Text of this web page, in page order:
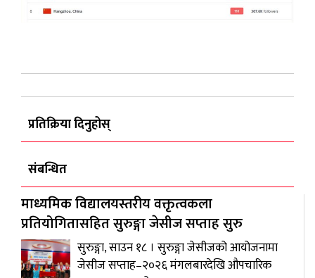
प्रतिक्रिया दिनुहोस्
संबन्धित
माध्यमिक विद्यालयस्तरीय वक्तृत्वकला
प्रतियोगितासहित सुरुङ्गा जेसीज सप्ताह सुरु
सुरुङ्गा, साउन १८ । सुरुङ्गा जेसीजको आयोजनामा
जेसीज सप्ताह–२०२६ मंगलबारदेखि औपचारिक